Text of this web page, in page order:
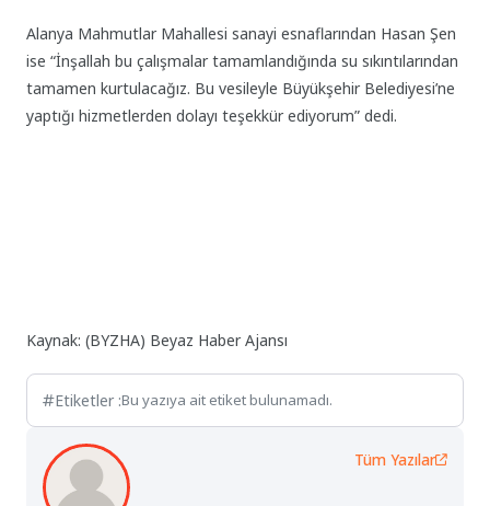
Alanya Mahmutlar Mahallesi sanayi esnaflarından Hasan Şen
ise “İnşallah bu çalışmalar tamamlandığında su sıkıntılarından
tamamen kurtulacağız. Bu vesileyle Büyükşehir Belediyesi’ne
yaptığı hizmetlerden dolayı teşekkür ediyorum” dedi.
Kaynak: (BYZHA) Beyaz Haber Ajansı
Etiketler :Bu yazıya ait etiket bulunamadı.
Tüm Yazılar